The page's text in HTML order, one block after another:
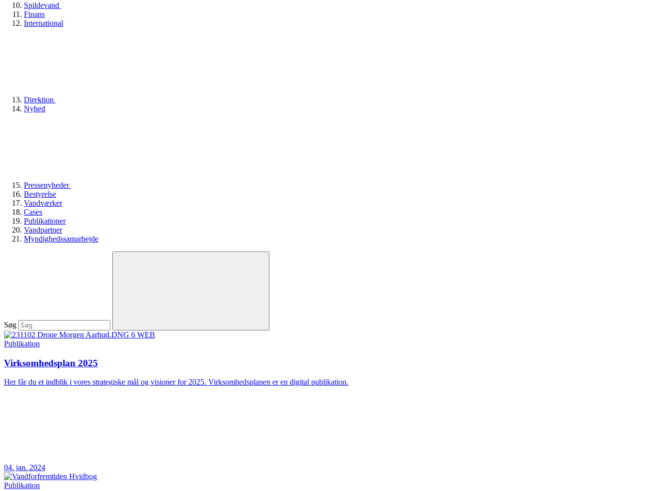
Spildevand
Finans
International
Direktion
Nyhed
Pressenyheder
Bestyrelse
Vandværker
Cases
Publikationer
Vandpartner
Myndighedssamarbejde
Søg
Publikation
Virksomhedsplan 2025
Her får du et indblik i vores strategiske mål og visioner for 2025. Virksomhedsplanen er en digital publikation.
04. jan. 2024
Publikation